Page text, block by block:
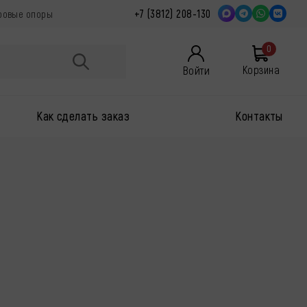
опоры +7 (3812) 208-130
Войти
0
Корзина
Как сделать заказ Контакты